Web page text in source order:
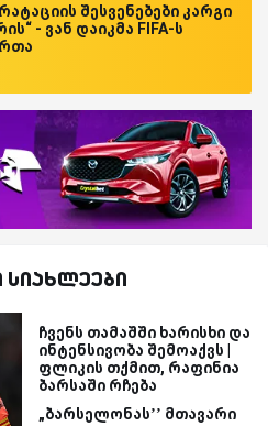
შესვენებები კარგი
- ვან დაიკმა FIFA-ს
სიახლეები
ჩვენს თამაშში ხარისხი და
ინტენსივობა შემოაქვს |
ფლიკის თქმით, რაფინია
ბარსაში რჩება
„ბარსელონას’’ მთავარი